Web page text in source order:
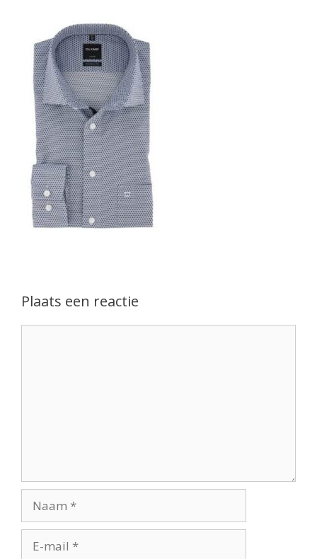
Plaats een reactie